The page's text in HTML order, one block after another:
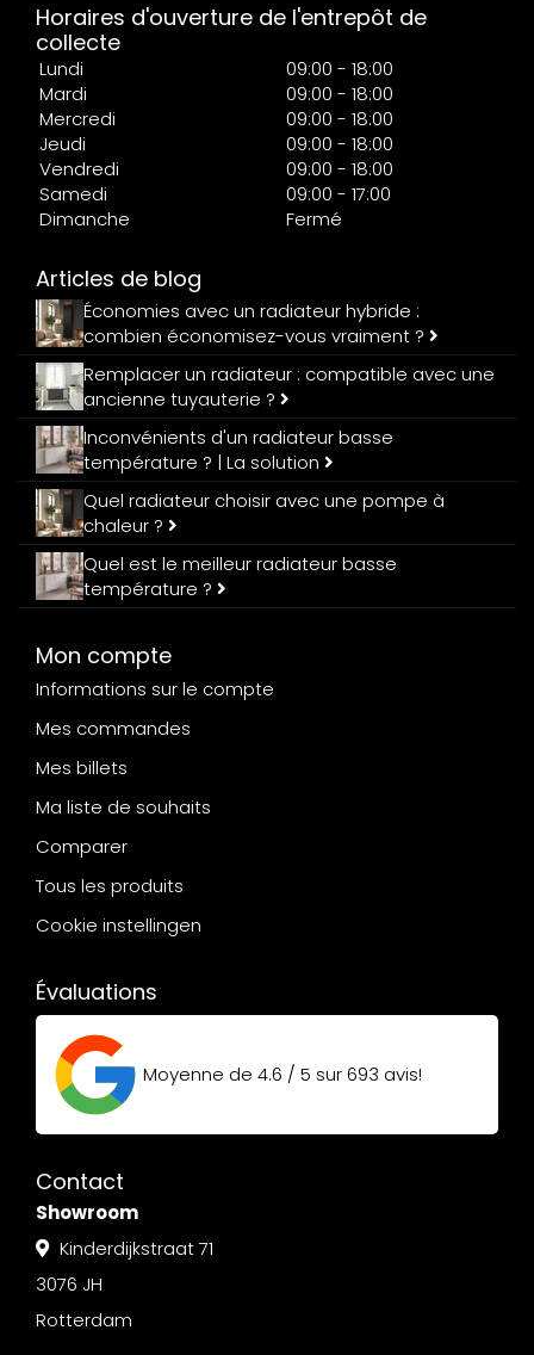
Horaires d'ouverture de l'entrepôt de
collecte
Lundi
09:00 - 18:00
Mardi
09:00 - 18:00
Mercredi
09:00 - 18:00
Jeudi
09:00 - 18:00
Vendredi
09:00 - 18:00
Samedi
09:00 - 17:00
Dimanche
Fermé
Articles de blog
Économies avec un radiateur hybride :
combien économisez-vous vraiment ?
Remplacer un radiateur : compatible avec une
ancienne tuyauterie ?
Inconvénients d'un radiateur basse
température ? | La solution
Quel radiateur choisir avec une pompe à
chaleur ?
Quel est le meilleur radiateur basse
température ?
Mon compte
Informations sur le compte
Mes commandes
Mes billets
Ma liste de souhaits
Comparer
Tous les produits
Cookie instellingen
Évaluations
Moyenne de 4.6 / 5 sur693 avis!
Contact
Showroom
Kinderdijkstraat 71
3076 JH
Rotterdam